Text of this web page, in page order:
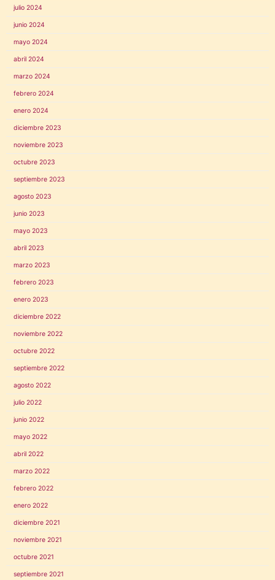
julio 2024
junio 2024
mayo 2024
abril 2024
marzo 2024
febrero 2024
enero 2024
diciembre 2023
noviembre 2023
octubre 2023
septiembre 2023
agosto 2023
junio 2023
mayo 2023
abril 2023
marzo 2023
febrero 2023
enero 2023
diciembre 2022
noviembre 2022
octubre 2022
septiembre 2022
agosto 2022
julio 2022
junio 2022
mayo 2022
abril 2022
marzo 2022
febrero 2022
enero 2022
diciembre 2021
noviembre 2021
octubre 2021
septiembre 2021